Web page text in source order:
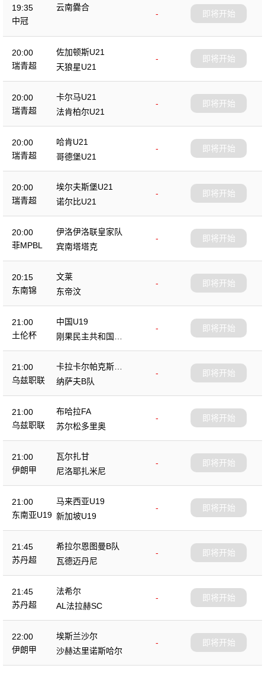
19:35
中冠
云南爨合
- 即将开始
20:00
瑞青超
佐加顿斯U21
-
天狼星U21
即将开始
20:00
瑞青超
卡尔马U21
-
法肯柏尔U21
即将开始
20:00
瑞青超
哈肯U21
-
哥德堡U21
即将开始
20:00
瑞青超
埃尔夫斯堡U21
-
诺尔比U21
即将开始
20:00
菲MPBL
伊洛伊洛联皇家队
-
宾南塔塔克
即将开始
20:15
东南锦
文莱
-
东帝汶
即将开始
21:00
土伦杯
中国U19
-
刚果民主共和国U2
3
即将开始
21:00
乌兹职联
卡拉卡尔帕克斯坦F
A
-
纳萨夫B队
即将开始
21:00
乌兹职联
布哈拉FA
-
苏尔松多里奥
即将开始
21:00
伊朗甲
瓦尔扎甘
-
尼洛耶扎米尼
即将开始
21:00
东南亚U19
马来西亚U19
-
新加坡U19
即将开始
21:45
苏丹超
希拉尔恩图曼B队
-
瓦德迈丹尼
即将开始
21:45
苏丹超
法希尔
-
AL法拉赫SC
即将开始
22:00
伊朗甲
埃斯兰沙尔
-
沙赫达里诺斯哈尔
即将开始